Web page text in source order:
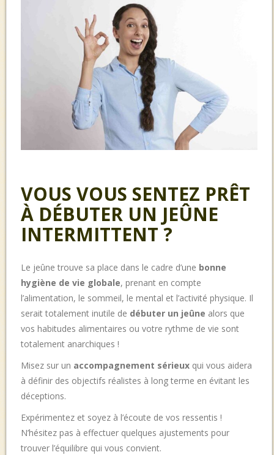
VOUS VOUS SENTEZ PRÊT
À DÉBUTER UN JEÛNE
INTERMITTENT ?
Le jeûne trouve sa place dans le cadre d’une bonne
hygiène de vie globale, prenant en compte
l’alimentation, le sommeil, le mental et l’activité physique. Il
serait totalement inutile de débuter un jeûne alors que
vos habitudes alimentaires ou votre rythme de vie sont
totalement anarchiques !
Misez sur un accompagnement sérieux qui vous aidera
à définir des objectifs réalistes à long terme en évitant les
déceptions.
Expérimentez et soyez à l’écoute de vos ressentis !
N’hésitez pas à effectuer quelques ajustements pour
trouver l’équilibre qui vous convient.